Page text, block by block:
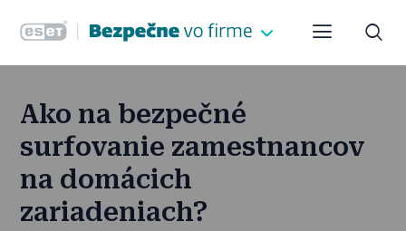
Ako na bezpečné
surfovanie zamestnancov
na domácich
zariadeniach?